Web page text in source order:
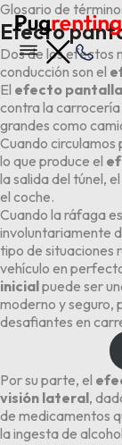
Glosario de
Efecto
Dos de los efectos
conducción son el
El efecto pantalla
contra la carrocería
grandes como
Cuando circulamos
lo que produce el
la salida del túnel,
el coche.
Cuando la ráfaga
involuntariamente
tipo de situaciones
vehículo en
inicialpuede ser
moderno y seguro,
desafiantes en
Por su parte, el
visión lateral,
de medicamentos
la ingesta de